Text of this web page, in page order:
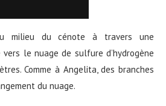
milieu du cénote à travers une
le nuage de sulfure d’hydrogène
Comme à Angelita, des branches
du nuage.